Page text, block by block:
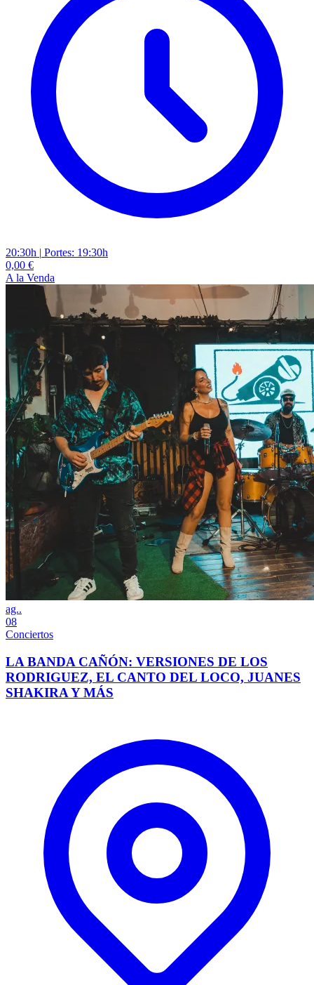
20:30h | Portes: 19:30h
0,00 €
A la Venda
ag..
08
Conciertos
LA BANDA CAÑÓN: VERSIONES DE LOS
RODRIGUEZ, EL CANTO DEL LOCO, JUANES
SHAKIRA Y MÁS